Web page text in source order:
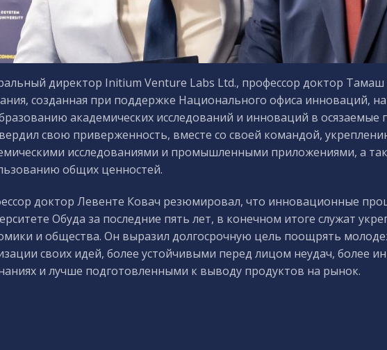
директор Initium Venture Labs Ltd., профессор доктор Тамаш
созданная при поддержке Национального офиса инноваций,
академических исследований и инноваций в осязаемые
свою приверженность, вместе со своей командой,
исследованиями и промышленными приложениями, а
общих ценностей.
доктор Левенте Ковач резюмировал, что инновационные
Обуда за последние пять лет, в конечном итоге служат
и общества. Он выразил долгосрочную цель поощрять
своих идей, более устойчивыми перед лицом неудач, более
и лучше подготовленными к выводу продуктов на рынок.